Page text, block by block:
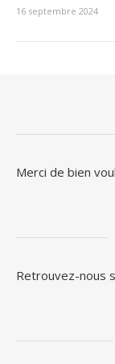
16 septembre 2024
Merci de bien
Retrouvez-nous